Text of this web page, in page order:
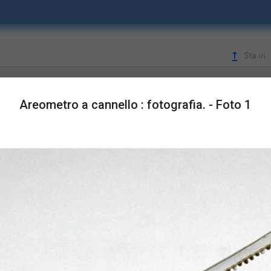
upgrade Sta in
Areometro a cannello : fotografia. - Foto 1